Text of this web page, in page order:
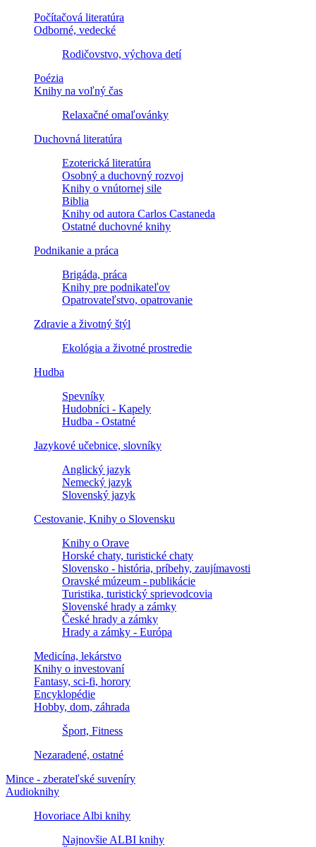
Počítačová literatúra
Odborné, vedecké
Rodičovstvo, výchova detí
Poézia
Knihy na voľný čas
Relaxačné omaľovánky
Duchovná literatúra
Ezoterická literatúra
Osobný a duchovný rozvoj
Knihy o vnútornej sile
Biblia
Knihy od autora Carlos Castaneda
Ostatné duchovné knihy
Podnikanie a práca
Brigáda, práca
Knihy pre podnikateľov
Opatrovateľstvo, opatrovanie
Zdravie a životný štýl
Ekológia a životné prostredie
Hudba
Spevníky
Hudobníci - Kapely
Hudba - Ostatné
Jazykové učebnice, slovníky
Anglický jazyk
Nemecký jazyk
Slovenský jazyk
Cestovanie, Knihy o Slovensku
Knihy o Orave
Horské chaty, turistické chaty
Slovensko - história, príbehy, zaujímavosti
Oravské múzeum - publikácie
Turistika, turistický sprievodcovia
Slovenské hrady a zámky
České hrady a zámky
Hrady a zámky - Európa
Medicína, lekárstvo
Knihy o investovaní
Fantasy, sci-fi, horory
Encyklopédie
Hobby, dom, záhrada
Šport, Fitness
Nezaradené, ostatné
Mince - zberateľské suveníry
Audioknihy
Hovoriace Albi knihy
Najnovšie ALBI knihy